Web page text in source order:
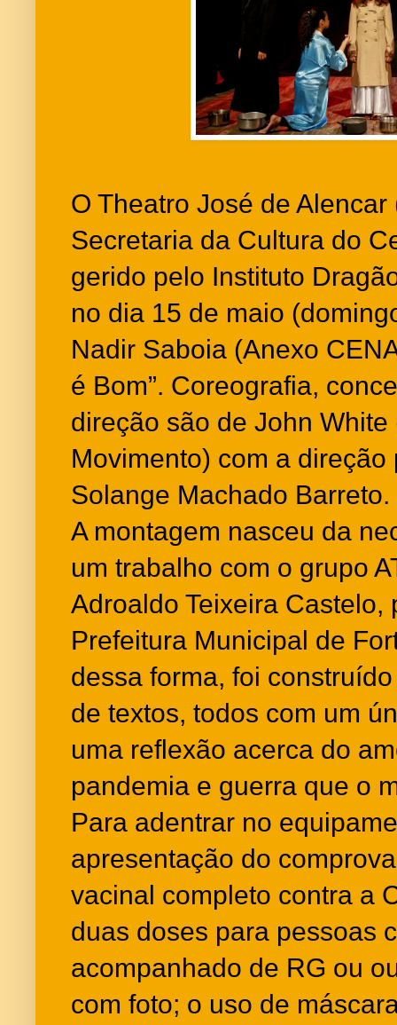
O Theatro José de
Secretaria da Cultura do
gerido pelo Instituto
no dia 15 de maio
Nadir Saboia (Anexo
é Bom”. Coreografia,
direção são de John
Movimento) com a
Solange Machado Barreto.
A montagem nasceu da
um trabalho com o grupo
Adroaldo Teixeira Castelo,
Prefeitura Municipal de
dessa forma, foi
de textos, todos com um
uma reflexão acerca do
pandemia e guerra que o
Para adentrar no
apresentação do
vacinal completo contra a
duas doses para pessoas
acompanhado de RG ou
com foto; o uso de